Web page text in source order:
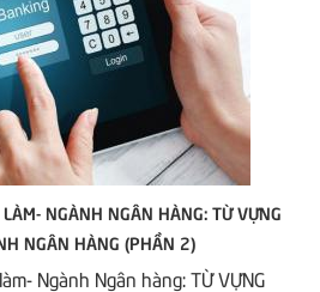
NGÀNH NGÂN HÀNG: TỪ VỰNG
NGÂN HÀNG (PHẦN 2)
Ngành Ngân hàng: TỪ VỰNG